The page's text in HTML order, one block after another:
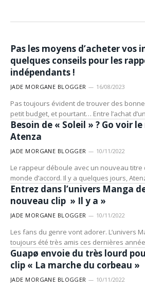
Pas les moyens d’acheter vos
quelques conseils pour les
indépendants !
JADE MORGANE BLOGGER 16/08/2023
Pas toujours évident de trouver des
petit budget, et pourtant… Entre l’achat
MUSIQUE
Besoin de « Soleil » ? Go voir
Atenza
JADE MORGANE BLOGGER 10/11/2022
Le rappeur déboule avec un nouveau titre
monde d’accord. Il y a quelques jours,
MUSIQUE
Entrez dans l’univers Manga
nouveau clip » Il y a »
JADE MORGANE BLOGGER 10/11/2022
Les fans du genre vont adorer. L’univers
toujours été très amis ces dernières
MUSIQUE
Guapø envoie du très lourd
clip « La marche du corbeau »
JADE MORGANE BLOGGER 10/11/2022